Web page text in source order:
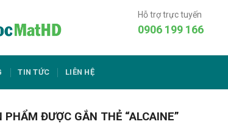
Hỗ trợ trực tuyến
0906 199 166
TIN TỨC LIÊN HỆ
PHẨM ĐƯỢC GẮN THẺ “ALCAINE”